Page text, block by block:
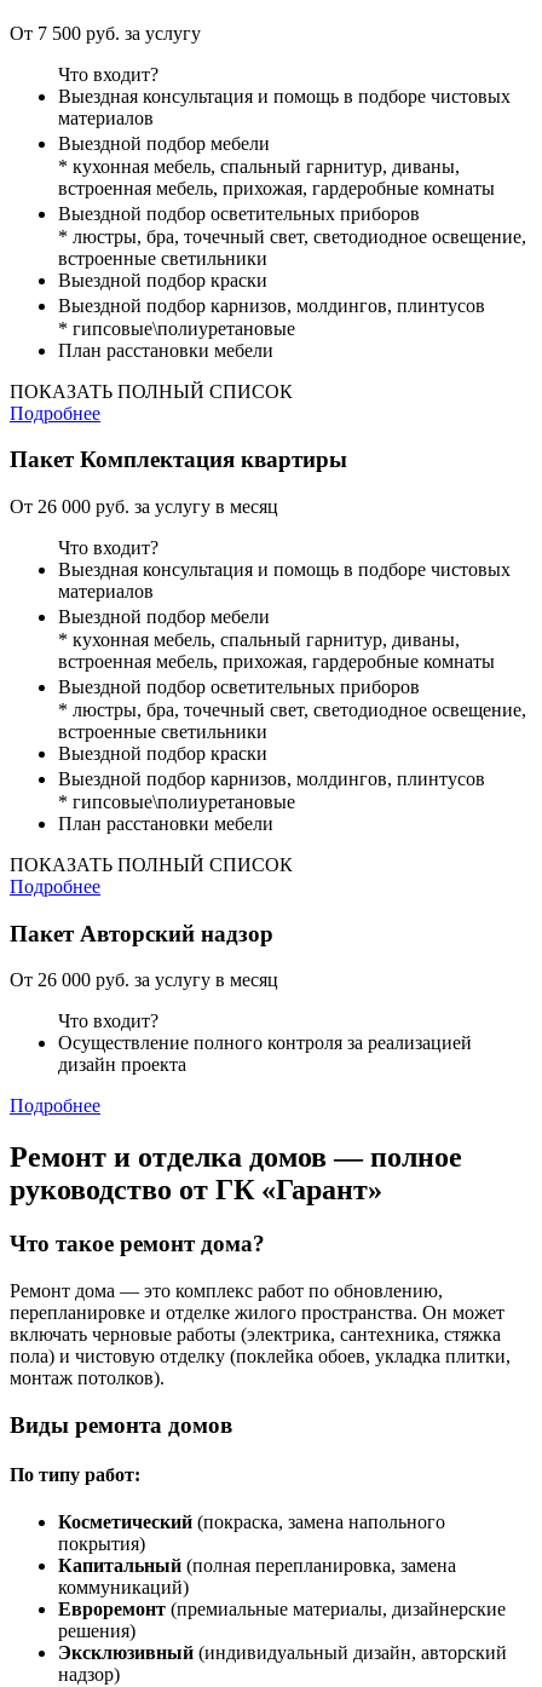
От 7 500 руб. за услугу
Что входит?
Выездная консультация и помощь в подборе чистовых
материалов
Выездной подбор мебели
* кухонная мебель, спальный гарнитур, диваны,
встроенная мебель, прихожая, гардеробные комнаты
Выездной подбор осветительных приборов
* люстры, бра, точечный свет, светодиодное освещение,
встроенные светильники
Выездной подбор краски
Выездной подбор карнизов, молдингов, плинтусов
* гипсовые\полиуретановые
План расстановки мебели
ПОКАЗАТЬ ПОЛНЫЙ СПИСОК
Подробнее
ПакетКомплектация квартиры
От 26 000 руб. за услугу в месяц
Что входит?
Выездная консультация и помощь в подборе чистовых
материалов
Выездной подбор мебели
* кухонная мебель, спальный гарнитур, диваны,
встроенная мебель, прихожая, гардеробные комнаты
Выездной подбор осветительных приборов
* люстры, бра, точечный свет, светодиодное освещение,
встроенные светильники
Выездной подбор краски
Выездной подбор карнизов, молдингов, плинтусов
* гипсовые\полиуретановые
План расстановки мебели
ПОКАЗАТЬ ПОЛНЫЙ СПИСОК
Подробнее
ПакетАвторский надзор
От 26 000 руб. за услугу в месяц
Что входит?
Осуществление полного контроля за реализацией
дизайн проекта
Подробнее
Ремонт и отделка домов — полное
руководство от ГК «Гарант»
Что такое ремонт дома?
Ремонт дома — это комплекс работ по обновлению,
перепланировке и отделке жилого пространства. Он может
включать черновые работы (электрика, сантехника, стяжка
пола) и чистовую отделку (поклейка обоев, укладка плитки,
монтаж потолков).
Виды ремонта домов
По типу работ:
Косметический (покраска, замена напольного
покрытия)
Капитальный (полная перепланировка, замена
коммуникаций)
Евроремонт (премиальные материалы, дизайнерские
решения)
Эксклюзивный (индивидуальный дизайн, авторский
надзор)